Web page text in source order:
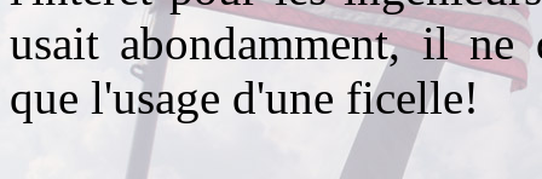
usait abondamment, il ne
que l'usage d'une ficelle!